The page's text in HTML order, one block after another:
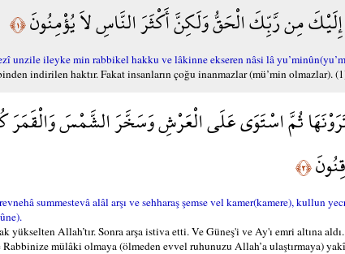
مِن رَّبِّكَ الْحَقُّ وَلَكِنَّ أَكْثَرَ النَّاسِ لاَ يُؤْمِنُونَ﴿١﴾
ileyke min rabbikel hakku ve lâkinne ekseren nâsi lâ
indirilen haktır. Fakat insanların çoğu inanmazlar (mü’min olmazlar).
تَرَوْنَهَا ثُمَّ اسْتَوَى عَلَى الْعَرْشِ وَسَخَّرَ الشَّمْسَ
﴿٢﴾
summestevâ alâl arşı ve sehharaş şemse vel kamer(kamere), kullun
yükselten Allah’tır. Sonra arşa istiva etti. Ve Güneş'i ve Ay'ı emri altına
mülâki olmaya (ölmeden evvel ruhunuzu Allah’a ulaştırmaya)